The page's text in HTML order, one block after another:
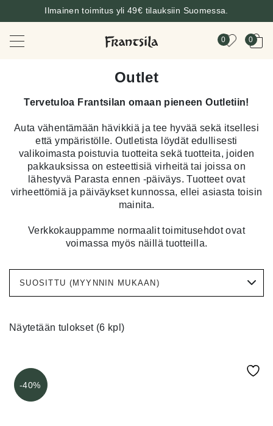
Ilmainen toimitus yli 49€ tilauksiin Suomessa.
0 0
Outlet
Tervetuloa Frantsilan omaan pieneen Outletiin!
Auta vähentämään hävikkiä ja tee hyvää sekä itsellesi
että ympäristölle. Outletista löydät edullisesti
valikoimasta poistuvia tuotteita sekä tuotteita, joiden
pakkauksissa on esteettisiä virheitä tai joissa on
lähestyvä Parasta ennen -päiväys. Tuotteet ovat
virheettömiä ja päiväykset kunnossa, ellei asiasta toisin
mainita.
Verkkokauppamme normaalit toimitusehdot ovat
voimassa myös näillä tuotteilla.
Näytetään tulokset (6 kpl)
-40%